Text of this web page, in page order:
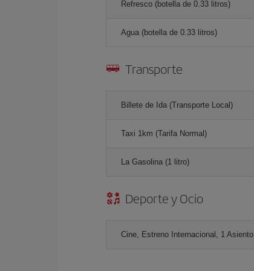
Refresco (botella de 0.33 litros)
Agua (botella de 0.33 litros)
Transporte
Billete de Ida (Transporte Local)
Taxi 1km (Tarifa Normal)
La Gasolina (1 litro)
Deporte y Ocio
Cine, Estreno Internacional, 1 Asiento